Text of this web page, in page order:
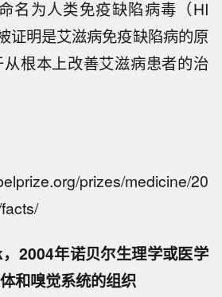
名为人类免疫缺陷病毒（HI
证明是艾滋病免疫缺陷病的原
根本上改善艾滋病患者的治
prizes/medicine/20
2004年诺贝尔生理学或医学
和嗅觉系统的组织